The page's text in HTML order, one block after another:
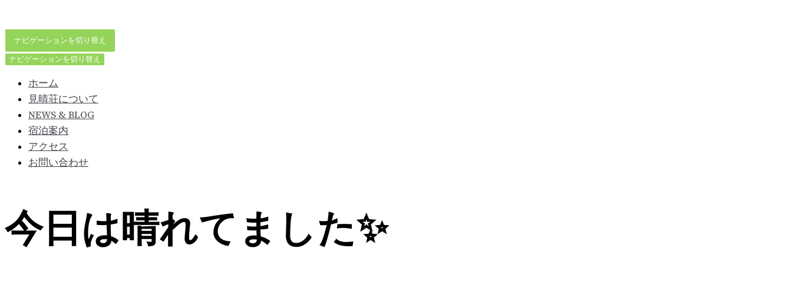
ナビゲーションを切り替え
ナビゲーションを切り替え
ホーム
見晴荘について
NEWS & BLOG
宿泊案内
アクセス
お問い合わせ
今日は晴れてました✨